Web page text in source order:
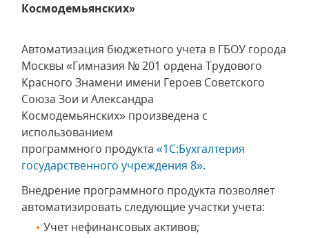
Космодемьянских»
Автоматизация бюджетного учета в ГБОУ города
Москвы «Гимназия № 201 ордена Трудового
Красного Знамени имени Героев Советского
Союза Зои и Александра
Космодемьянских» произведена с
использованием
программного продукта «1С:Бухгалтерия
государственного учреждения 8».
Внедрение программного продукта позволяет
автоматизировать следующие участки учета:
Учет нефинансовых активов;